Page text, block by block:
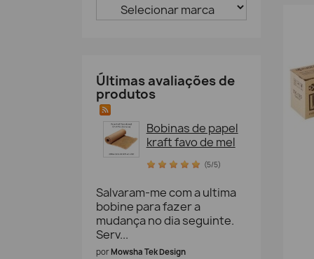
Últimas avaliações de
produtos
Bobinas de papel
kraft favo de mel
(5/5)
Salvaram-me com a ultima
bobine para fazer a
mudança no dia seguinte.
Serv...
porMowsha Tek Design